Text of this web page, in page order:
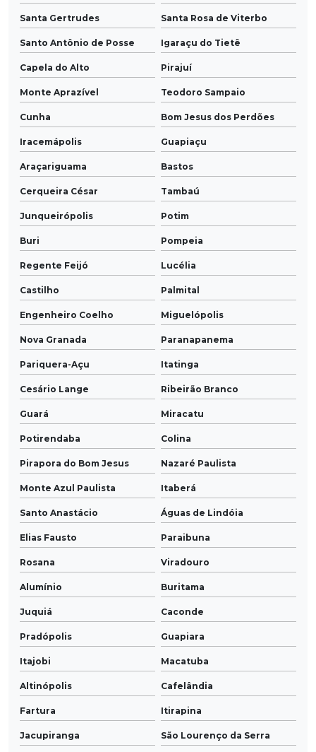
Santa Gertrudes Santa Rosa de Viterbo
Santo Antônio de Posse Igaraçu do Tietê
Capela do Alto Pirajuí
Monte Aprazível Teodoro Sampaio
Cunha Bom Jesus dos Perdões
Iracemápolis Guapiaçu
Araçariguama Bastos
Cerqueira César Tambaú
Junqueirópolis Potim
Buri Pompeia
Regente Feijó Lucélia
Castilho Palmital
Engenheiro Coelho Miguelópolis
Nova Granada Paranapanema
Pariquera-Açu Itatinga
Cesário Lange Ribeirão Branco
Guará Miracatu
Potirendaba Colina
Pirapora do Bom Jesus Nazaré Paulista
Monte Azul Paulista Itaberá
Santo Anastácio Águas de Lindóia
Elias Fausto Paraibuna
Rosana Viradouro
Alumínio Buritama
Juquiá Caconde
Pradópolis Guapiara
Itajobi Macatuba
Altinópolis Cafelândia
Fartura Itirapina
Jacupiranga São Lourenço da Serra